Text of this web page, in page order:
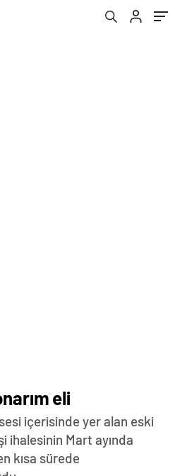
eli
içerisinde yer alan eski
ihalesinin Mart ayında
kısa sürede